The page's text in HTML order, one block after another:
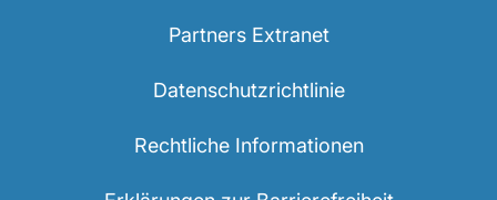
Partners Extranet
Datenschutzrichtlinie
Rechtliche Informationen